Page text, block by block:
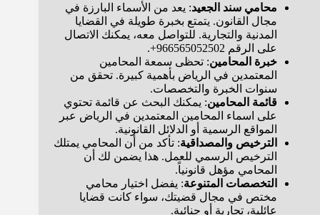
محامي سند الجعيد: يعد من الأسماء البارزة في
مجال القانون. يتمتع بخبرة طويلة في القضايا
المدنية والتجارية. للتواصل معه، يمكنك الاتصال
على الرقم 966565052502+.
خبرة المحامين: تحظى سمعة المحامين
المعتمدين في الرياض بأهمية كبيرة. تحقق من
سنوات الخبرة والتخصصات.
قائمة المحامين: يمكنك البحث عن قائمة تحتوي
على اسماء المحامين المعتمدين في الرياض عبر
المواقع الرسمية أو الدلائل القانونية.
الترخيص والمصداقية: تأكد من أن المحامي يمتلك
الترخيص الرسمي للعمل. هذا يضمن لك أن
المحامي مؤهل قانونياً.
التخصصات المتنوعة: يفضل اختيار محامي
مختص في مجال قضيتك، سواء كانت قضايا
عائلية، تجارية أو جنائية.